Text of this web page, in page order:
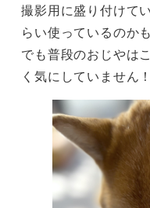
撮影用に盛り付けて
らい使っているのか
でも普段のおじやは
く気にしていません！